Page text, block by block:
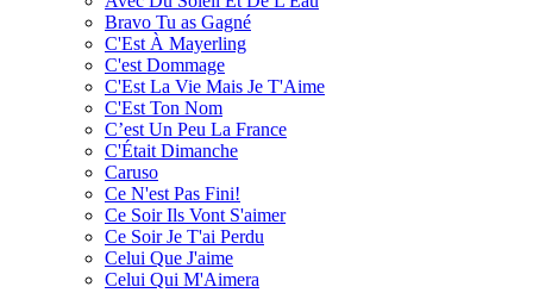
Bravo Tu as Gagné
C'Est À Mayerling
C'est Dommage
C'Est La Vie Mais Je T'Aime
C'Est Ton Nom
C’est Un Peu La France
C'Était Dimanche
Caruso
Ce N'est Pas Fini!
Ce Soir Ils Vont S'aimer
Ce Soir Je T'ai Perdu
Celui Que J'aime
Celui Qui M'Aimera